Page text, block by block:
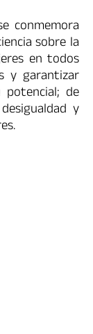
conmemora
sobre la
en todos
y garantizar
de
y